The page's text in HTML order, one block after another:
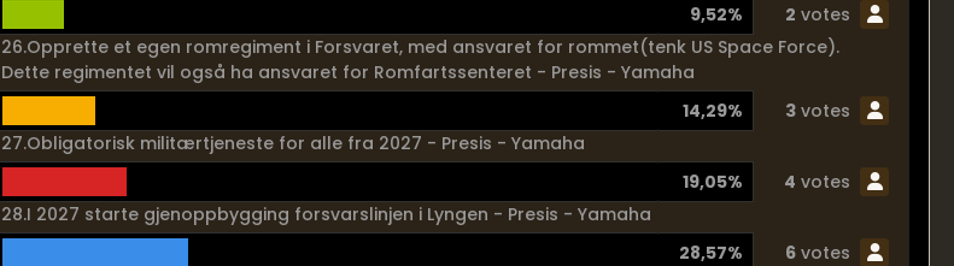
9,52%
2 votes
26.Opprette et egen romregiment i Forsvaret, med ansvaret for rommet(tenk US Space Force).
Dette regimentet vil også ha ansvaret for Romfartssenteret - Presis - Yamaha
14,29%
3 votes
27.Obligatorisk militærtjeneste for alle fra 2027 - Presis - Yamaha
19,05%
4 votes
28.I 2027 starte gjenoppbygging forsvarslinjen i Lyngen - Presis - Yamaha
28,57%
6 votes